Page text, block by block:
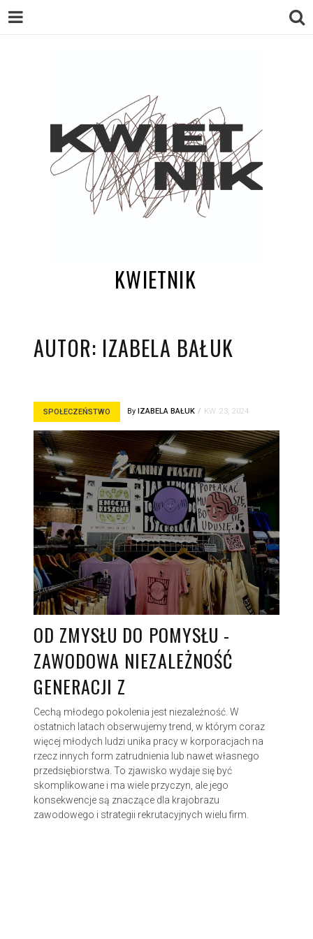
KWIETNIK
AUTOR: IZABELA BAŁUK
SPOŁECZEŃSTWO By IZABELA BAŁUK KW. 23, 2024
OD ZMYSŁU DO POMYSŁU -
ZAWODOWA NIEZALEŻNOŚĆ
GENERACJI Z
Cechą młodego pokolenia jest niezależność. W
ostatnich latach obserwujemy trend, w którym coraz
więcej młodych ludzi unika pracy w korporacjach na
rzecz innych form zatrudnienia lub nawet własnego
przedsiębiorstwa. To zjawisko wydaje się być
skomplikowane i ma wiele przyczyn, ale jego
konsekwencje są znaczące dla krajobrazu
zawodowego i strategii rekrutacyjnych wielu firm.